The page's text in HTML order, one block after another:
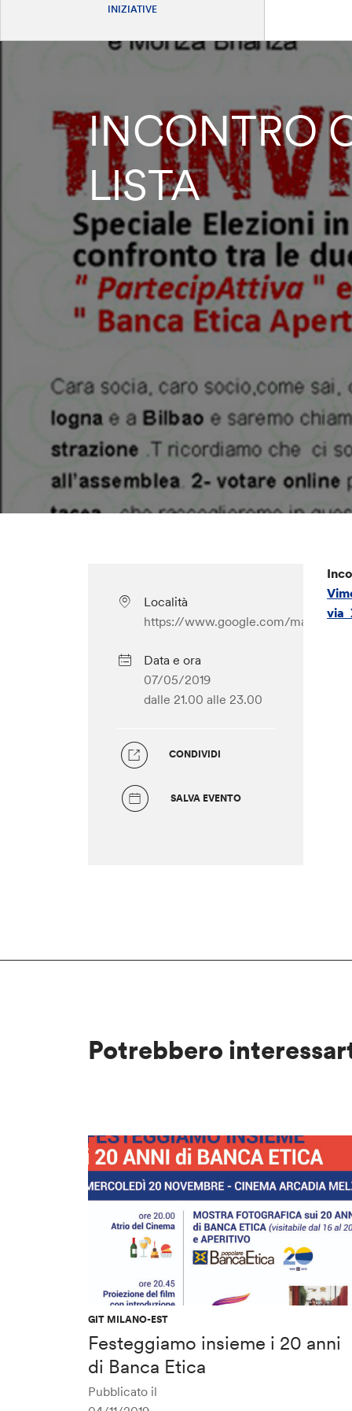
INIZIATIVE
INCONTRO
LISTA
Località
https://www.google.com/maps/
Data e ora
07/05/2019
dalle 21.00 alle 23.00
CONDIVIDI
SALVA EVENTO
via
Potrebbero
GIT MILANO-EST
Festeggiamo insieme i 20 anni
di Banca Etica
Pubblicato il